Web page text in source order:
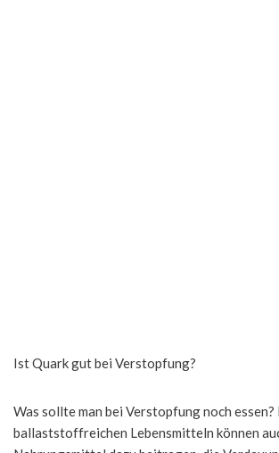
Ist Quark gut bei Verstopfung?
Was sollte man bei Verstopfung noch essen?
ballaststoffreichen Lebensmitteln können